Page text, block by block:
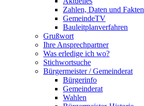
Zahlen, Daten und Fakten
GemeindeTV
Bauleitplanverfahren
Grußwort
Ihre Ansprechpartner
Was erledige ich wo?
Stichwortsuche
Bürgermeister / Gemeinderat
Bürgerinfo
Gemeinderat
Wahlen